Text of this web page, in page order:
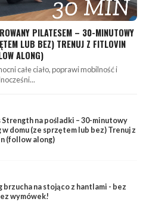
PILATESEM – 30-MINUTOWY
LUB BEZ) TRENUJ Z FITLOVIN
ALONG)
całe ciało, poprawi mobilność i
na pośladki – 30-minutowy
domu (ze sprzętem lub bez) Trenuj z
(follow along)
brzucha na stojąco z hantlami - bez
wymówek!